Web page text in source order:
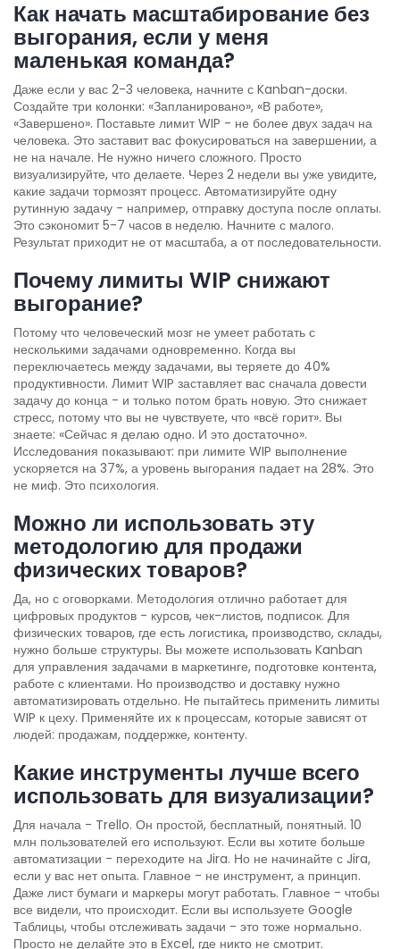
Как начать масштабирование без
выгорания, если у меня
маленькая команда?
Даже если у вас 2-3 человека, начните с Kanban-доски.
Создайте три колонки: «Запланировано», «В работе»,
«Завершено». Поставьте лимит WIP - не более двух задач на
человека. Это заставит вас фокусироваться на завершении, а
не на начале. Не нужно ничего сложного. Просто
визуализируйте, что делаете. Через 2 недели вы уже увидите,
какие задачи тормозят процесс. Автоматизируйте одну
рутинную задачу - например, отправку доступа после оплаты.
Это сэкономит 5-7 часов в неделю. Начните с малого.
Результат приходит не от масштаба, а от последовательности.
Почему лимиты WIP снижают
выгорание?
Потому что человеческий мозг не умеет работать с
несколькими задачами одновременно. Когда вы
переключаетесь между задачами, вы теряете до 40%
продуктивности. Лимит WIP заставляет вас сначала довести
задачу до конца - и только потом брать новую. Это снижает
стресс, потому что вы не чувствуете, что «всё горит». Вы
знаете: «Сейчас я делаю одно. И это достаточно».
Исследования показывают: при лимите WIP выполнение
ускоряется на 37%, а уровень выгорания падает на 28%. Это
не миф. Это психология.
Можно ли использовать эту
методологию для продажи
физических товаров?
Да, но с оговорками. Методология отлично работает для
цифровых продуктов - курсов, чек-листов, подписок. Для
физических товаров, где есть логистика, производство, склады,
нужно больше структуры. Вы можете использовать Kanban
для управления задачами в маркетинге, подготовке контента,
работе с клиентами. Но производство и доставку нужно
автоматизировать отдельно. Не пытайтесь применить лимиты
WIP к цеху. Применяйте их к процессам, которые зависят от
людей: продажам, поддержке, контенту.
Какие инструменты лучше всего
использовать для визуализации?
Для начала - Trello. Он простой, бесплатный, понятный. 10
млн пользователей его используют. Если вы хотите больше
автоматизации - переходите на Jira. Но не начинайте с Jira,
если у вас нет опыта. Главное - не инструмент, а принцип.
Даже лист бумаги и маркеры могут работать. Главное - чтобы
все видели, что происходит. Если вы используете Google
Таблицы, чтобы отслеживать задачи - это тоже нормально.
Просто не делайте это в Excel, где никто не смотрит.